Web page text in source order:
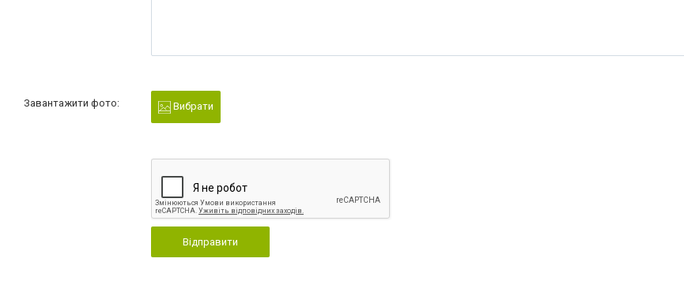
Завантажити фото: Вибрати
Відправити